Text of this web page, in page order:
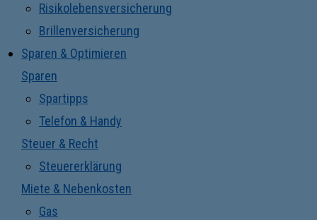
Risikolebensversicherung
Brillenversicherung
Sparen & Optimieren
Sparen
Spartipps
Telefon & Handy
Steuer & Recht
Steuererklärung
Miete & Nebenkosten
Gas